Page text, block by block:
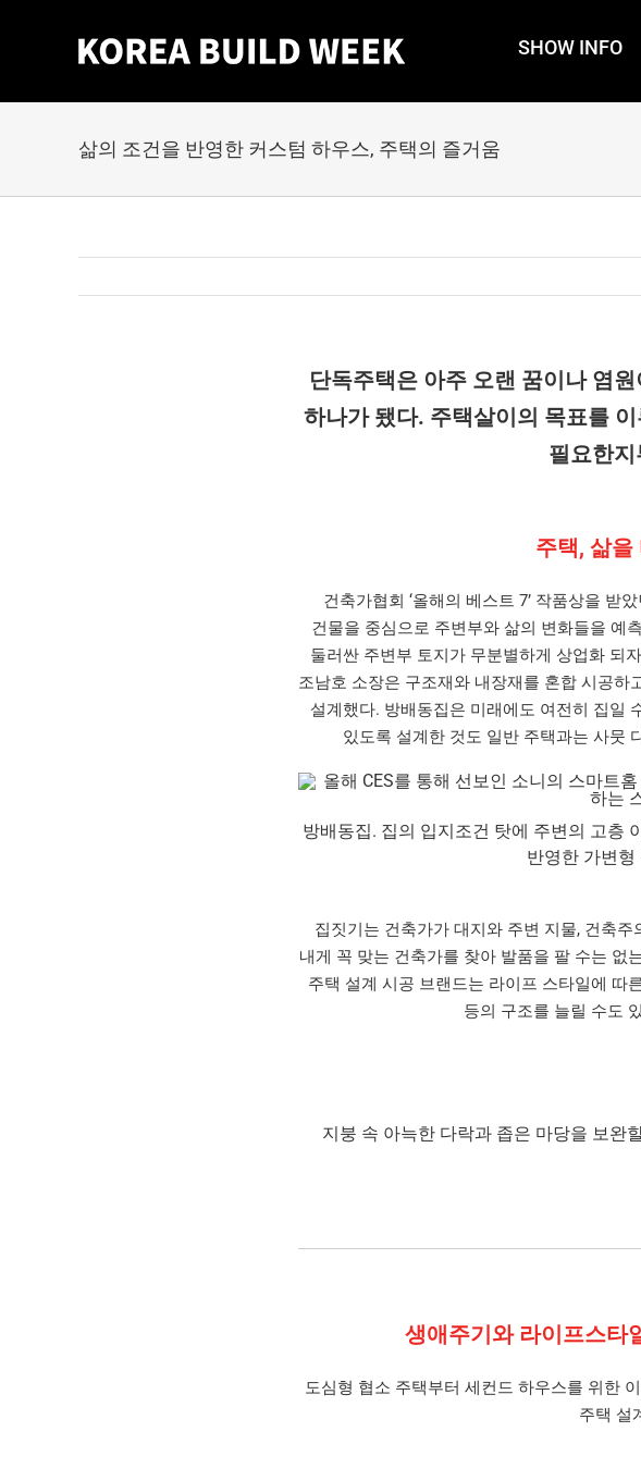
SHOW INFO
삶의 조건을 반영한 커스텀 하우스, 주택의 즐거움
단독주택은 아주 오랜 꿈이나 염
하나가 됐다. 주택살이의 목표를
필요한
주택, 삶을
건축가협회 ‘올해의 베스트 7’ 작품상을 받
건물을 중심으로 주변부와 삶의 변화들을 예
둘러싼 주변부 토지가 무분별하게 상업화 되
조남호 소장은 구조재와 내장재를 혼합 시공하
설계했다. 방배동집은 미래에도 여전히 집일
있도록 설계한 것도 일반 주택과는 사뭇
방배동집. 집의 입지조건 탓에 주변의 고층
반영한 가변
집짓기는 건축가가 대지와 주변 지물, 건축
내게 꼭 맞는 건축가를 찾아 발품을 팔 수는 없
주택 설계 시공 브랜드는 라이프 스타일에 따
등의 구조를 늘릴 수도
지붕 속 아늑한 다락과 좁은 마당을 보완
생애주기와 라이프스타
도심형 협소 주택부터 세컨드 하우스를 위한
주택 설